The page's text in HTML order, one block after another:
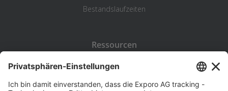
Bestandslaufzeiten
Ressourcen
Blog
Statistik